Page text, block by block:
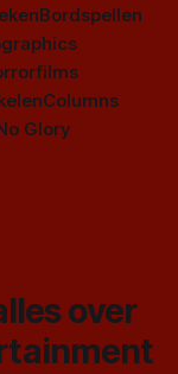
Bordspellen
Columns
Glory
over